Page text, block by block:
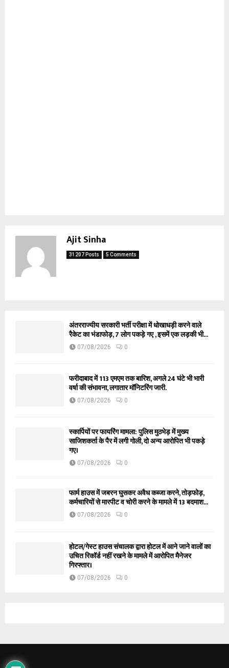
Ajit Sinha
31207 Posts 5 Comments
अंतरराज्यीय सरकारी भर्ती परीक्षा में धोखाधड़ी करने वाले
रैकेट का भंडाफोड़, 7 लोग पकड़े गए , इसमें एक लड़की भी...
07/08/2026 0
फरीदाबाद में 113 एमएम तक बारिश, अगले 24 घंटे भी भारी
वर्षा की संभावना, लगातार मॉनिटरिंग जारी.
07/08/2026 0
स्कार्पियों पर फायरिंग मामला: पुलिस मुठभेड़ में मुख्य
साजिशकर्ता के पैर में लगी गोली, दो अन्य आरोपित भी पकड़े
गए।
07/08/2026 0
फार्म हाउस में जबरन घुसकर अवैध कब्जा करने, तोड़फोड़,
कर्मचारियों से मारपीट व चोरी करने के मामले में 13 बदमाश...
07/08/2026 0
होटल/गेस्ट हाउस संचालक द्वारा होटल में आने जाने वालों का
उचित रिकॉर्ड नहीं रखने के मामले में आरोपित मैनेजर
गिरफ्तार।
07/08/2026 0